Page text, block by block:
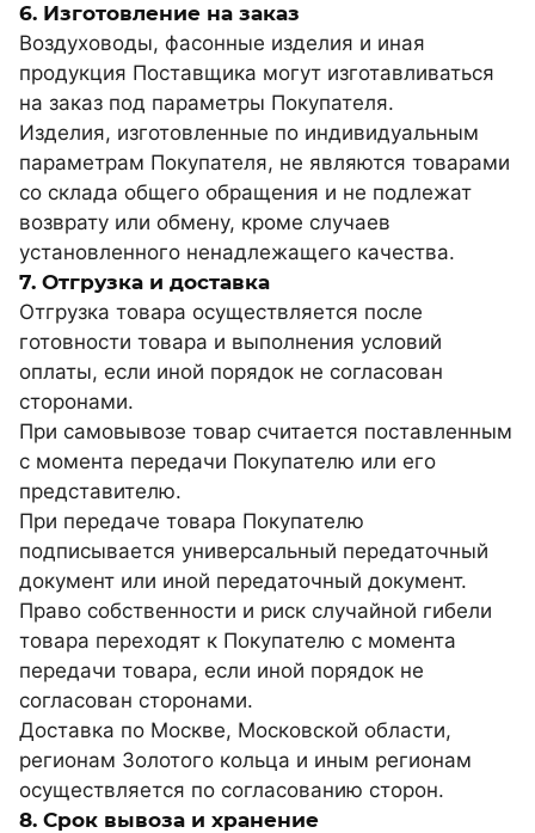
6. Изготовление на заказ
Воздуховоды, фасонные изделия и иная
продукция Поставщика могут изготавливаться
на заказ под параметры Покупателя.
Изделия, изготовленные по индивидуальным
параметрам Покупателя, не являются товарами
со склада общего обращения и не подлежат
возврату или обмену, кроме случаев
установленного ненадлежащего качества.
7. Отгрузка и доставка
Отгрузка товара осуществляется после
готовности товара и выполнения условий
оплаты, если иной порядок не согласован
сторонами.
При самовывозе товар считается поставленным
с момента передачи Покупателю или его
представителю.
При передаче товара Покупателю
подписывается универсальный передаточный
документ или иной передаточный документ.
Право собственности и риск случайной гибели
товара переходят к Покупателю с момента
передачи товара, если иной порядок не
согласован сторонами.
Доставка по Москве, Московской области,
регионам Золотого кольца и иным регионам
осуществляется по согласованию сторон.
8. Срок вывоза и хранение